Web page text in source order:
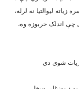
ليوالتيا نه لرله،
چې اندلک خربوزه وه،